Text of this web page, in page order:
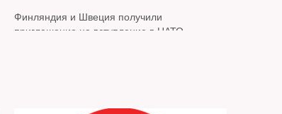
Финляндия и Швеция получили
приглашение на вступление в НАТО